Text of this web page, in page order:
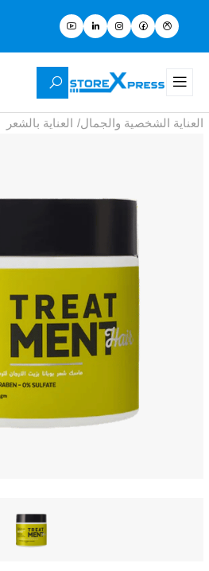
العناية الشخصية والجمال/ العناية بالشعر